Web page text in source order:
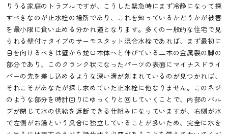
りうる家庭のトラブルですが、こうした緊急時にまず冷静になって探
すべきなのが止水栓の場所であり、これを知っているかどうかが被害
を最小限に食い止める分かれ道となります。多くの一般的な住宅で見
られる壁付けタイプのサーモスタット混合水栓であれば、まず最初に
目を向けるべきは壁から蛇口本体へと伸びている二本の金属製の脚の
部分であり、このクランク状になったパーツの表面にマイナスドライ
バーの先を差し込めるような深い溝が刻まれているのが見つかれば、
それこそがあなたが探し求めていた止水栓に他なりません。このネジ
のような部分を時計回りにゆっくりと回していくことで、内部のバル
ブが閉じて水の供給を遮断できる仕組みになっていますが、右側が水
で左側がお湯という具合に独立していることが多いため、完全に水を